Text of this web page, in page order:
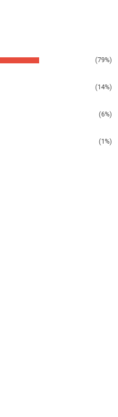
(79%)
(14%)
(6%)
(1%)